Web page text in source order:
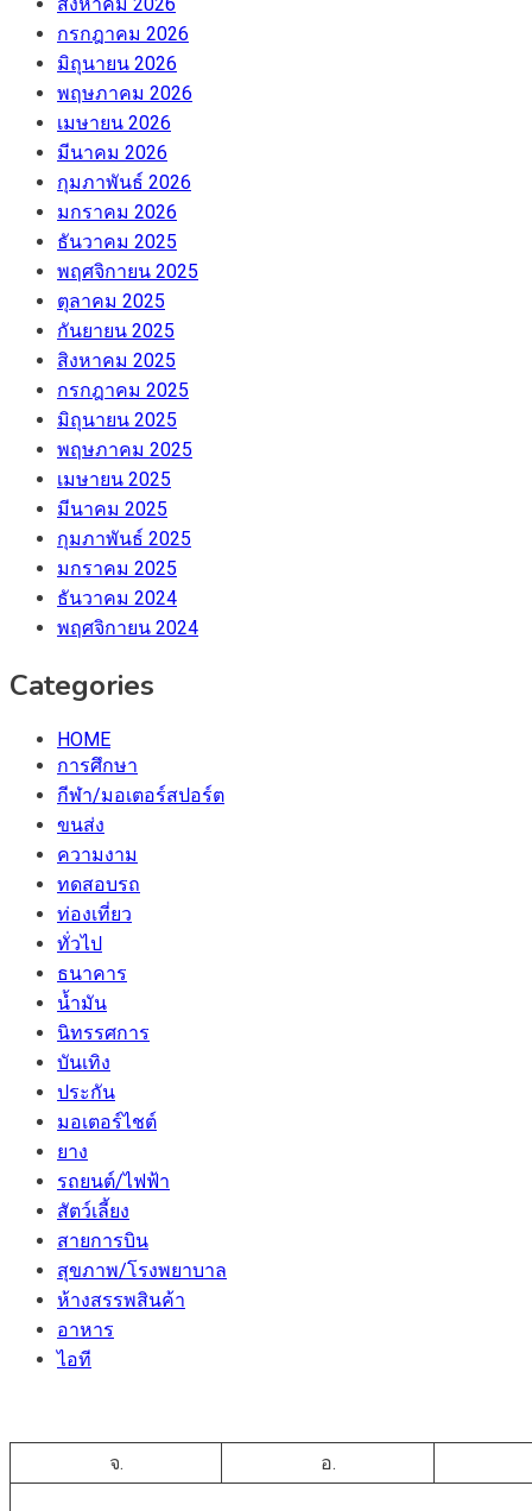
กรกฎาคม 2026
มิถุนายน 2026
พฤษภาคม 2026
เมษายน 2026
มีนาคม 2026
กุมภาพันธ์ 2026
มกราคม 2026
ธันวาคม 2025
พฤศจิกายน 2025
ตุลาคม 2025
กันยายน 2025
สิงหาคม 2025
กรกฎาคม 2025
มิถุนายน 2025
พฤษภาคม 2025
เมษายน 2025
มีนาคม 2025
กุมภาพันธ์ 2025
มกราคม 2025
ธันวาคม 2024
พฤศจิกายน 2024
Categories
HOME
การศึกษา
กีฬา/มอเตอร์สปอร์ต
ขนส่ง
ความงาม
ทดสอบรถ
ท่องเที่ยว
ทั่วไป
ธนาคาร
น้ำมัน
นิทรรศการ
บันเทิง
ประกัน
มอเตอร์ไชต์
ยาง
รถยนต์/ไฟฟ้า
สัตว์เลี้ยง
สายการบิน
สุขภาพ/โรงพยาบาล
ห้างสรรพสินค้า
อาหาร
ไอที
จ. อ.